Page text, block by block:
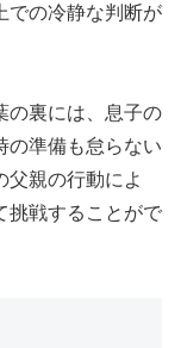
での冷静な判断が
の裏には、息子の
の準備も怠らない
父親の行動によ
挑戦することがで